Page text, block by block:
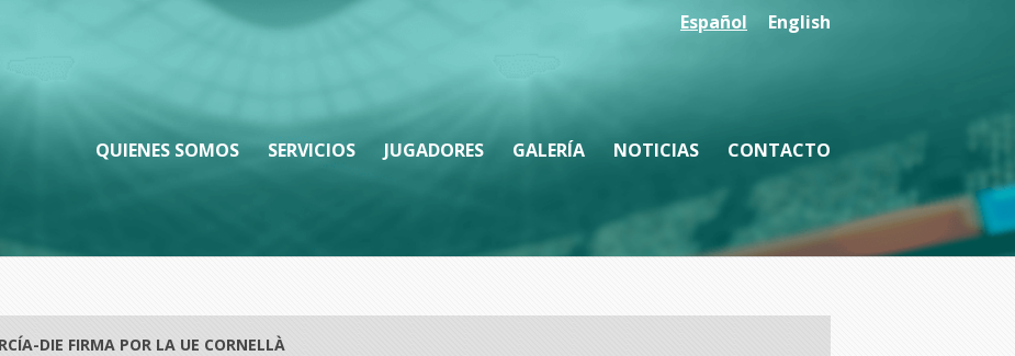
Español English
QUIENES SOMOS SERVICIOS JUGADORES GALERÍA NOTICIAS CONTACTO
DIE FIRMA POR LA UE CORNELLÀ